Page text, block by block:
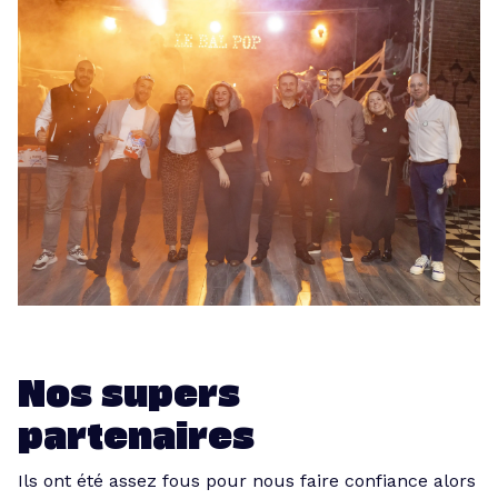
Nos supers
partenaires
Ils ont été assez fous pour nous faire confiance alors